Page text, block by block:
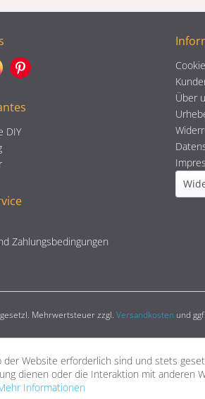
DIY
Zahlungsbedingungen
Über
Mehrwertsteuer zzgl. Versandkosten und
Website erforderlich sind und stets
dienen oder die Interaktion mit anderen
Informationen